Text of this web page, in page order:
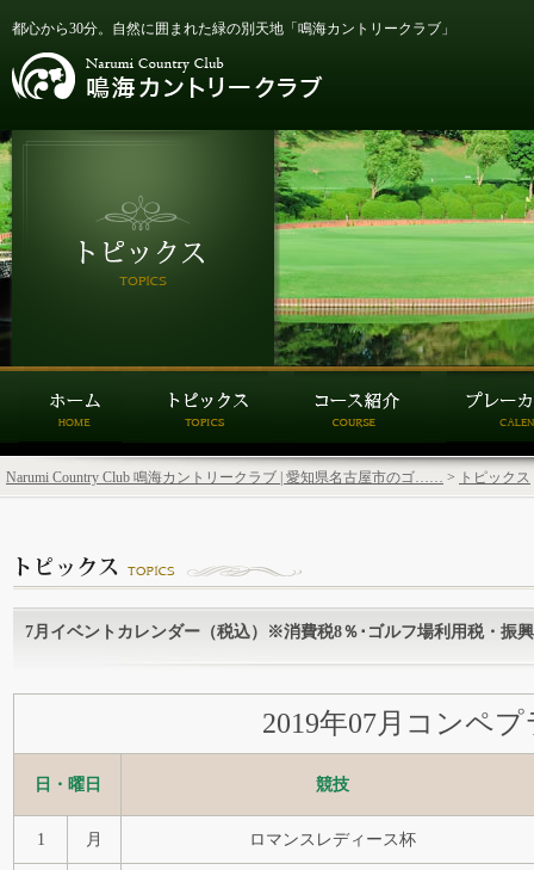
都心から30分。自然に囲まれた緑の別天地「鳴海カントリークラブ」
Narumi Country Club 鳴海カントリークラブ | 愛知県名古屋市のゴ…… > トピックス
7月イベントカレンダー（税込）※消費税8％･ゴルフ場利用税・振
2019年07月コンペプ
日・曜日 競技
1 月 ロマンスレディース杯